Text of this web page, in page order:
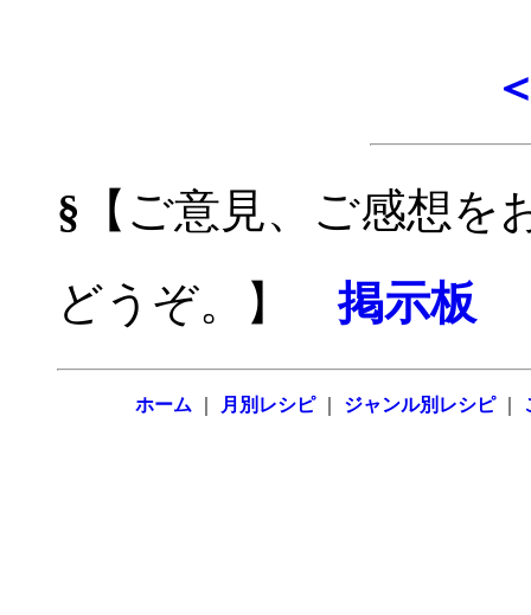
§ 【ご意見、ご感想
どうぞ。】掲示板
ホーム 月別レシピ ジャンル別レシピ